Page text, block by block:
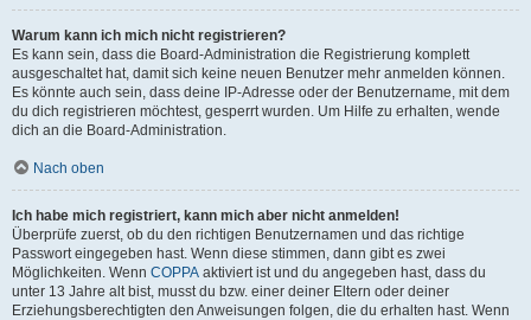
Warum kann ich mich nicht registrieren?
Es kann sein, dass die Board-Administration die Registrierung komplett
ausgeschaltet hat, damit sich keine neuen Benutzer mehr anmelden können.
Es könnte auch sein, dass deine IP-Adresse oder der Benutzername, mit dem
du dich registrieren möchtest, gesperrt wurden. Um Hilfe zu erhalten, wende
dich an die Board-Administration.
Nach oben
Ich habe mich registriert, kann mich aber nicht anmelden!
Überprüfe zuerst, ob du den richtigen Benutzernamen und das richtige
Passwort eingegeben hast. Wenn diese stimmen, dann gibt es zwei
Möglichkeiten. Wenn COPPA aktiviert ist und du angegeben hast, dass du
unter 13 Jahre alt bist, musst du bzw. einer deiner Eltern oder deiner
Erziehungsberechtigten den Anweisungen folgen, die du erhalten hast. Wenn